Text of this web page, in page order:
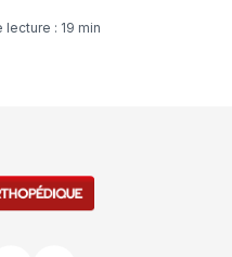
lecture : 19 min